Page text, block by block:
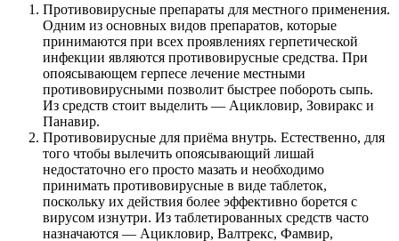
Противовирусные препараты для местного применения.
Одним из основных видов препаратов, которые
принимаются при всех проявлениях герпетической
инфекции являются противовирусные средства. При
опоясывающем герпесе лечение местными
противовирусными позволит быстрее побороть сыпь.
Из средств стоит выделить — Ацикловир, Зовиракс и
Панавир.
Противовирусные для приёма внутрь. Естественно, для
того чтобы вылечить опоясывающий лишай
недостаточно его просто мазать и необходимо
принимать противовирусные в виде таблеток,
поскольку их действия более эффективно борется с
вирусом изнутри. Из таблетированных средств часто
назначаются — Ацикловир, Валтрекс, Фамвир,